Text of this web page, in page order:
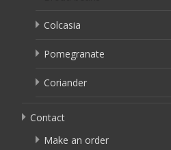
Colcasia
Pomegranate
Coriander
Contact
Make an order